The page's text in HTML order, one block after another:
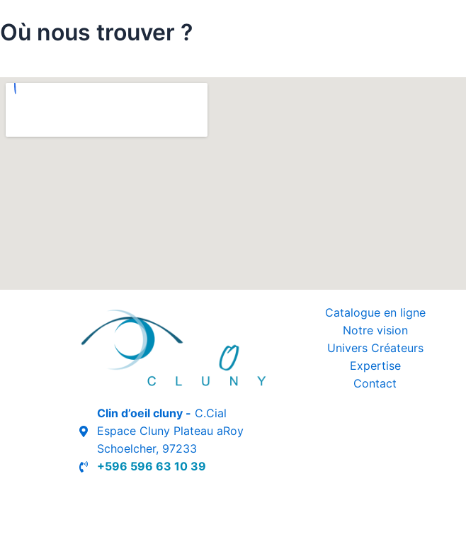
Où nous trouver ?
Clin d’oeil cluny - C.Cial
Espace Cluny Plateau aRoy
Schoelcher, 97233
+596 596 63 10 39
Catalogue en ligne
Notre vision
Univers Créateurs
Expertise
Contact